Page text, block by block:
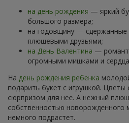
на день рождения — яркий
большого размера;
на годовщину —
плюшевыми друзьями;
на День Валентина —
огромными мишками и
На день рождения ребенка
подарить букет с игрушкой. Цветы
сюрпризом для нее. А нежный
собственностью новорожденного
немного подрастет.